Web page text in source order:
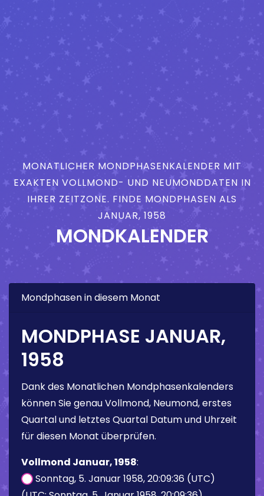
MONATLICHER MONDPHASENKALENDER MIT
EXAKTEN VOLLMOND- UND NEUMONDDATEN IN
IHRER ZEITZONE. FINDE MONDPHASEN ALS
JANUAR, 1958
MONDKALENDER
Mondphasen in diesem Monat
MONDPHASE JANUAR,
1958
Dank des Monatlichen Mondphasenkalenders
können Sie genau Vollmond, Neumond, erstes
Quartal und letztes Quartal Datum und Uhrzeit
für diesen Monat überprüfen.
Vollmond Januar, 1958:
Sonntag, 5. Januar 1958, 20:09:36 (UTC)